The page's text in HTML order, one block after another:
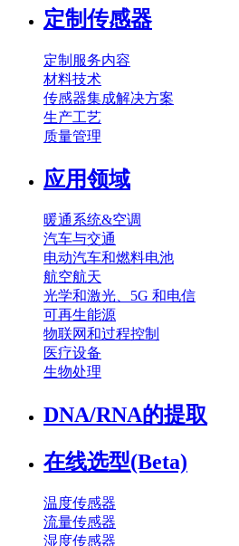
定制传感器
定制服务内容
材料技术
传感器集成解决方案
生产工艺
质量管理
应用领域
暖通系统&空调
汽车与交通
电动汽车和燃料电池
航空航天
光学和激光、5G 和电信
可再生能源
物联网和过程控制
医疗设备
生物处理
DNA/RNA的提取
在线选型(Beta)
温度传感器
流量传感器
湿度传感器